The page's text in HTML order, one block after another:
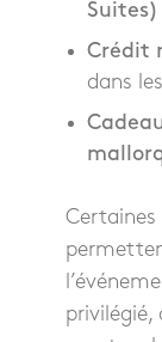
Suites)
Crédit
dans
privilégié,